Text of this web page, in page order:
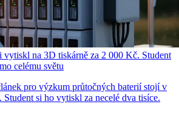
vytiskl na 3D tiskárně za 2 000 Kč. Student
celému světu
pro výzkum průtočných baterií stojí v
si ho vytiskl za necelé dva tisíce.